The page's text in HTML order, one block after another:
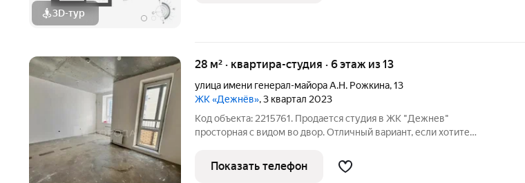
3D-тур
28 м² · квартира-студия · 6 этаж из 13
улица имени генерал-майора А.Н. Рожкина,13
ЖК «Дежнёв», 3 квартал 2023
Код объекта: 2215761. Продается студия в ЖК "Дежнев"
просторная с видом во двор. Отличный вариант, если хотите
основа, ровные стены и высокая вероятность снижения затрат на
перепланировку.
Показать телефон